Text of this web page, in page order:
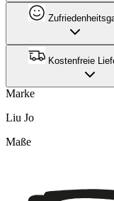
Kostenfreie
Marke
Liu Jo
Maße